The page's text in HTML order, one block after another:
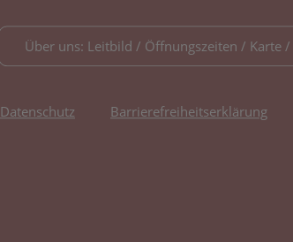
Über uns: Leitbild / Öffnungszeiten / Karte
Datenschutz Barrierefreiheitserklärung